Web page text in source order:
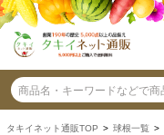
タキイネット通販TOP > 球根一覧 >